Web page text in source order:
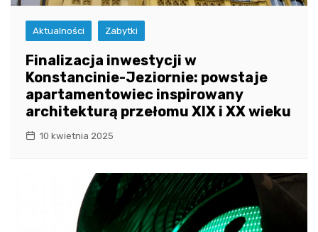
Aktualności Zabytki
Finalizacja inwestycji w
Konstancinie-Jeziornie: powstaje
apartamentowiec inspirowany
architekturą przełomu XIX i XX wieku
10 kwietnia 2025